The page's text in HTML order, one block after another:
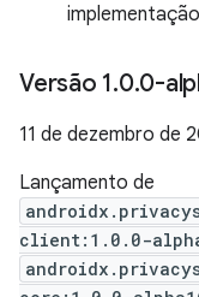
Versão 1.0.0-
11 de dezembro de
Lançamento de
client:1.0.0-